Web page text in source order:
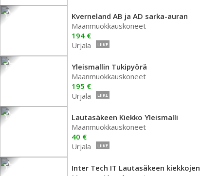
Kverneland AB ja AD sarka-auran
Maanmuokkauskoneet
194 €
Urjala
LIIKE
Yleismallin Tukipyörä
Maanmuokkauskoneet
195 €
Urjala
LIIKE
Lautasäkeen Kiekko Yleismalli
Maanmuokkauskoneet
40 €
Urjala
LIIKE
Inter Tech IT Lautasäkeen kiekkojen